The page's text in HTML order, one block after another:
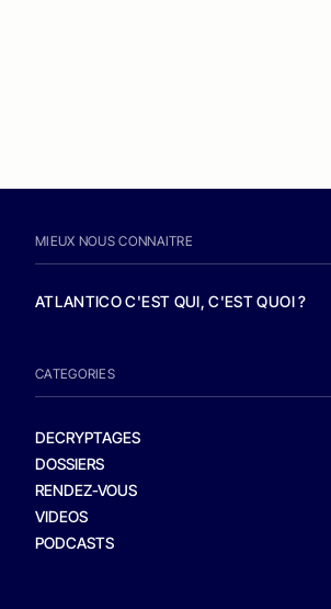
MIEUX NOUS CONNAITRE
ATLANTICO C'EST QUI, C'EST QUOI ?
CATEGORIES
DECRYPTAGES
DOSSIERS
RENDEZ-VOUS
VIDEOS
PODCASTS